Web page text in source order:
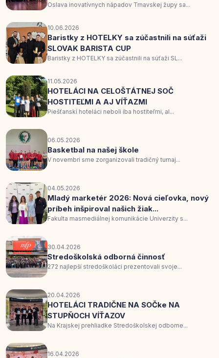
Oslava inovatívnych nápadov Trnavskej župy sa...
10.06.2026
Baristky z HOTELKY sa zúčastnili na súťaži
SLOVAK BARISTA CUP
Baristky z HOTELKY sa zúčastnili na súťaži SL...
11.05.2026
HOTELÁCI NA CELOŠTÁTNEJ SOČ
HOSTITEĽMI A AJ VÍŤAZMI
Piešťanskí hoteláci neboli iba hostiteľmi, al...
06.05.2026
Basketbal na našej škole
V novembri sme zorganizovali tradičný turnaj...
04.05.2026
Mladý marketér 2026: Nová cieľovka, nový
príbeh inšpiroval našich žiak...
Fakulta masmediálnej komunikácie Univerzity s...
30.04.2026
Stredoškolská odborná činnosť
272 najlepší stredoškoláci prezentovali svoje...
20.04.2026
HOTELÁCI TRADIČNE NA SOČke NA
STUPŇOCH VÍŤAZOV
Na Krajskej prehliadke Stredoškolskej odborne...
16.04.2026